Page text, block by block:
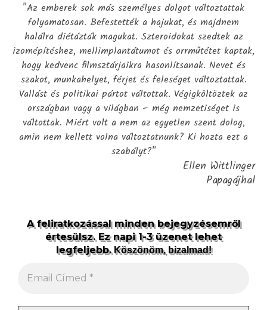
"Az emberek sok más személyes dolgot változtattak
folyamatosan. Befestették a hajukat, és majdnem
halálra diétázták magukat. Szteroidokat szedtek az
izomépítéshez, mellimplantátumot és orrműtétet kaptak,
hogy kedvenc filmsztárjaikra hasonlítsanak. Nevet és
szakot, munkahelyet, férjet és feleséget változtattak.
Vallást és politikai pártot váltottak. Végigköltöztek az
országban vagy a világban – még nemzetiséget is
váltottak. Miért volt a nem az egyetlen szent dolog,
amin nem kellett volna változtatnunk? Ki hozta ezt a
szabályt?"
Ellen Wittlinger
Papagájhal
A feliratkozással minden bejegyzésemről
értesülsz. Ez napi 1-3 üzenet lehet
legfeljebb.Köszönöm, bizalmad!